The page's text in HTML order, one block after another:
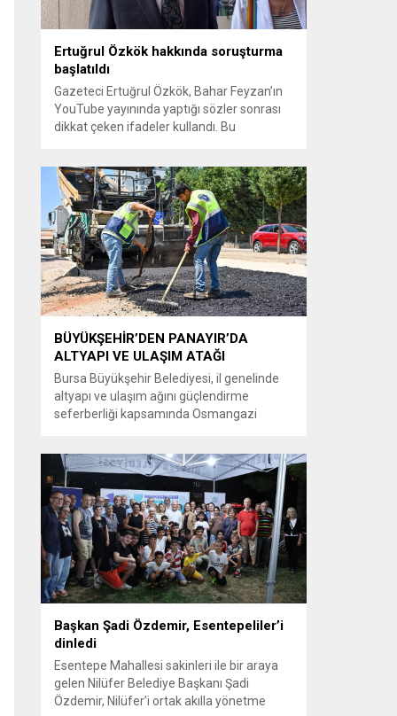
Ertuğrul Özkök hakkında soruşturma
başlatıldı
Gazeteci Ertuğrul Özkök, Bahar Feyzan’ın
YouTube yayınında yaptığı sözler sonrası
dikkat çeken ifadeler kullandı. Bu
‘Cumhurbaşkanına hakaret’ suçundan
re’sen soruşturma başlatıldı. Özkök,
hakkındaki soruşturma kapsamında
Çağlayan’daki İstanbul Adalet Sarayı’na
giderek savcılığa ifade verdi. İfadesinin
ardından adliyeden ayrıldığı bildirildi.
Programdaki sözleri ve savunması...
BÜYÜKŞEHİR’DEN PANAYIR’DA
ALTYAPI VE ULAŞIM ATAĞI
Bursa Büyükşehir Belediyesi, il genelinde
altyapı ve ulaşım ağını güçlendirme
seferberliği kapsamında Osmangazi
Büyükşehir Belediyesi, BUSKİ Genel
Müdürlüğü ve Ulaşım Dairesi Başkanlığı
koordinasyonuyla Osmangazi ilçesine bağlı
Panayır Mahallesi 3’üncü Pınar
Caddesi’nde altyapı ve üstyapıyı yenileme
çalışmalarında sona yaklaştı. Bölgenin en...
Başkan Şadi Özdemir, Esentepeliler’i
dinledi
Esentepe Mahallesi sakinleri ile bir araya
gelen Nilüfer Belediye Başkanı Şadi
Özdemir, Nilüfer’i ortak akılla yönetme